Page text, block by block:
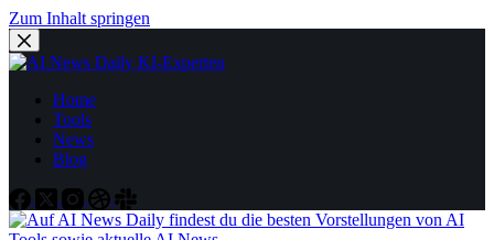
Zum Inhalt springen
Home
Tools
News
Blog